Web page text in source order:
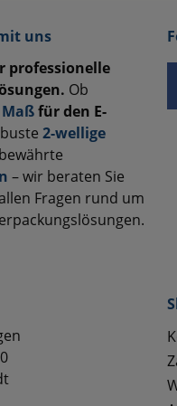
uns
professionelle
Ob
für den E-
2-wellige
– wir beraten Sie
Fragen rund um